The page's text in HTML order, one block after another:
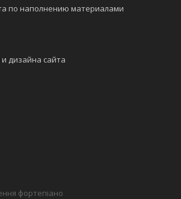
по наполнению материалами
дизайна сайта
фортепіано